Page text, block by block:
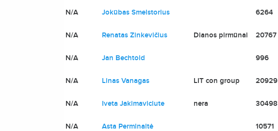
N/A Jokūbas Smelstorius 6264
N/A Renatas Zinkevičius Dianos pirmūnai 20767
N/A Jan Bechtold 996
N/A Linas Vanagas LIT con group 20929
N/A Iveta Jakimaviciute nera 30498
N/A Asta Perminaitė 10571